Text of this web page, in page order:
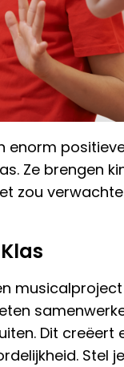
enorm
Ze brengen
zou
Dit creëert
Stel